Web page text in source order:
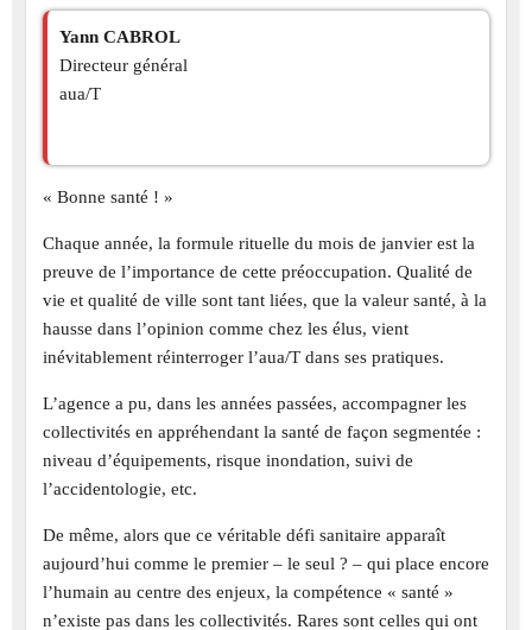
Yann CABROL
Directeur général
aua/T
« Bonne santé ! »
Chaque année, la formule rituelle du mois de janvier est la
preuve de l’importance de cette préoccupation. Qualité de
vie et qualité de ville sont tant liées, que la valeur santé, à la
hausse dans l’opinion comme chez les élus, vient
inévitablement réinterroger l’aua/T dans ses pratiques.
L’agence a pu, dans les années passées, accompagner les
collectivités en appréhendant la santé de façon segmentée :
niveau d’équipements, risque inondation, suivi de
l’accidentologie, etc.
De même, alors que ce véritable défi sanitaire apparaît
aujourd’hui comme le premier – le seul ? – qui place encore
l’humain au centre des enjeux, la compétence « santé »
n’existe pas dans les collectivités. Rares sont celles qui ont